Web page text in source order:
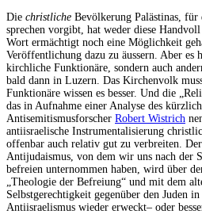
Die christliche Bevölkerung Palästinas, für
sprechen vorgibt, hat weder diese
Wort ermächtigt noch eine Möglichkeit
Veröffentlichung dazu zu äussern. Aber es
kirchliche Funktionäre, sondern auch
bald dann in Luzern. Das Kirchenvolk
Funktionäre wissen es besser. Und die
das in Aufnahme einer Analyse des
Antisemitismusforscher Robert Wistrich
antiisraelische Instrumentalisierung
offenbar auch relativ gut zu verbreiten.
Antijudaismus, von dem wir uns nach der
befreien unternommen haben, wird über
„Theologie der Befreiung“ und mit dem
Selbstgerechtigkeit gegenüber den Juden
Antiisraelismus wieder erweckt– oder